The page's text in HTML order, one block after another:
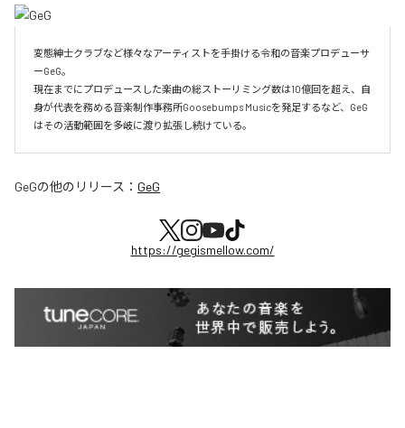
変態紳士クラブなど様々なアーティストを手掛ける令和の音楽プロデューサ
ーGeG。
現在までにプロデュースした楽曲の総ストーリミング数は10億回を超え、自
身が代表を務める音楽制作事務所Goosebumps Musicを発足するなど、GeG
はその活動範囲を多岐に渡り拡張し続けている。
GeGの他のリリース： GeG
https://gegismellow.com/